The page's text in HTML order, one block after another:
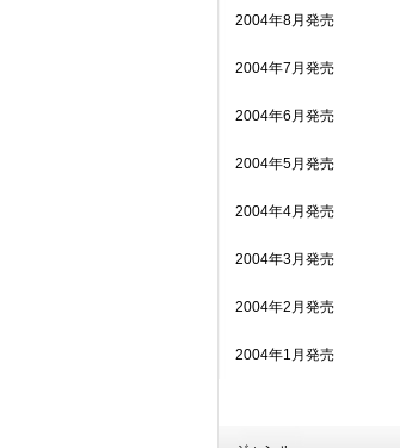
2004年8月発売
2004年7月発売
2004年6月発売
2004年5月発売
2004年4月発売
2004年3月発売
2004年2月発売
2004年1月発売